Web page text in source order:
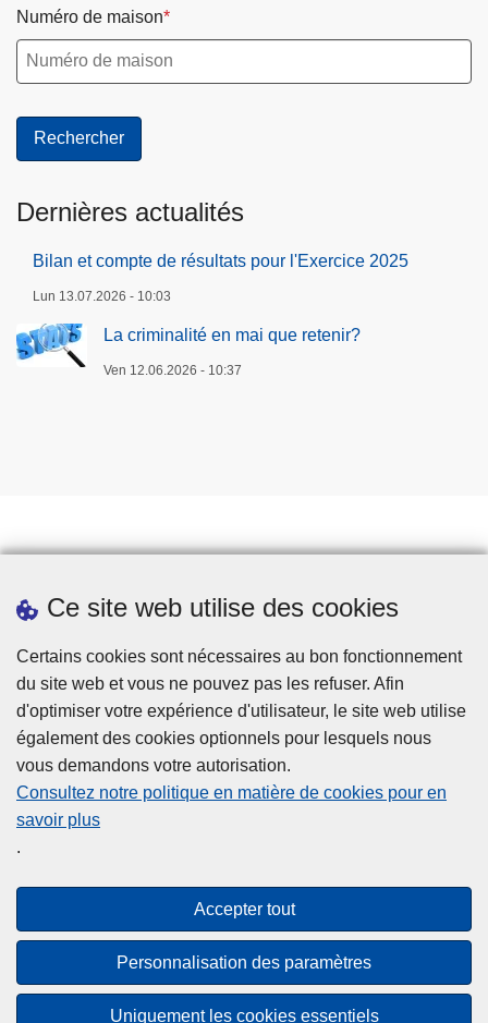
Ce site web utilise des cookies
Certains cookies sont nécessaires au bon fonctionnement
du site web et vous ne pouvez pas les refuser. Afin
d'optimiser votre expérience d'utilisateur, le site web utilise
également des cookies optionnels pour lesquels nous
vous demandons votre autorisation.
Consultez notre politique en matière de cookies pour en
savoir plus
.
Accepter tout
Personnalisation des paramètres
Uniquement les cookies essentiels
Numéro de maison
Dernières actualités
Bilan et compte de résultats pour l'Exercice 2025
Lun 13.07.2026 - 10:03
La criminalité en mai que retenir?
Ven 12.06.2026 - 10:37
Téléchargements
Presse
Cookies
Accessibilité
© 2026 Police.be